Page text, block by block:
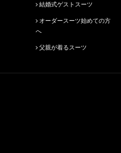
結婚式ゲストスーツ
へ
父親が着るスーツ